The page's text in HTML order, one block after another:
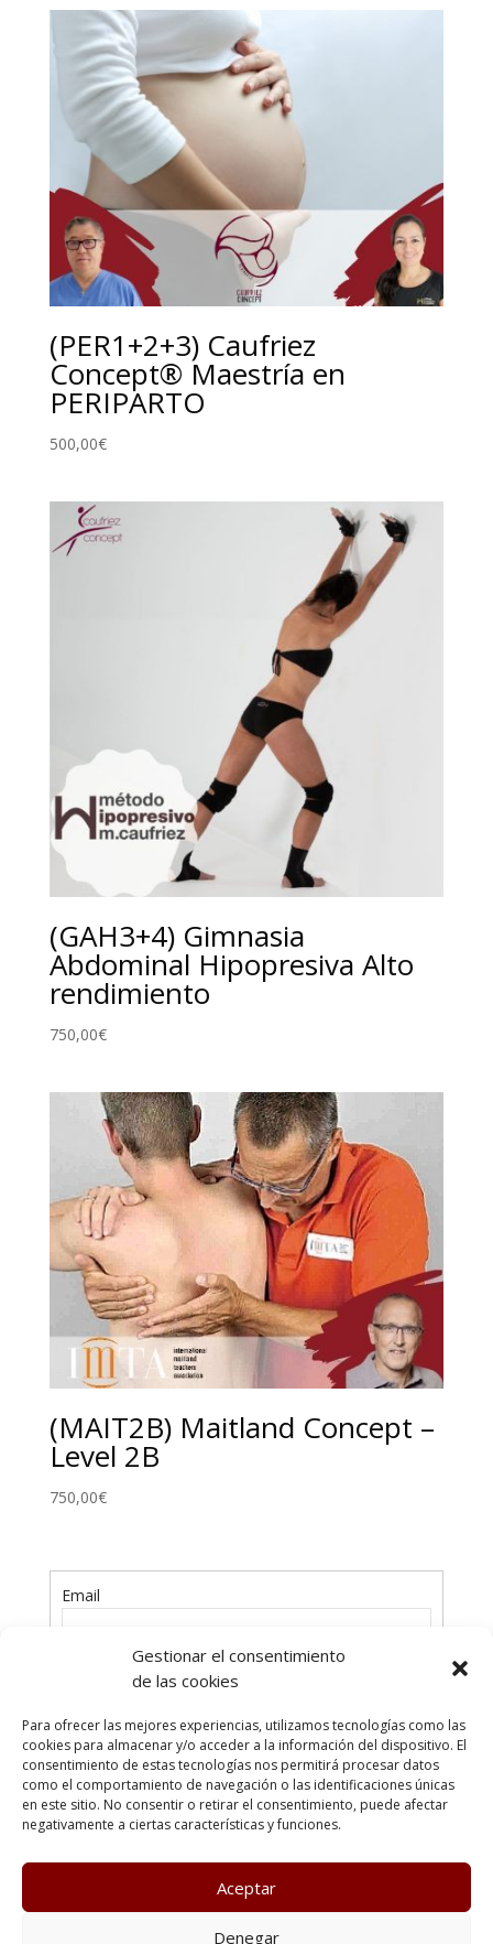
Gestionar el consentimiento
de las cookies
Para ofrecer las mejores experiencias, utilizamos tecnologías como las
cookies para almacenar y/o acceder a la información del dispositivo. El
consentimiento de estas tecnologías nos permitirá procesar datos
como el comportamiento de navegación o las identificaciones únicas
en este sitio. No consentir o retirar el consentimiento, puede afectar
negativamente a ciertas características y funciones.
Aceptar
Denegar
(PER1+2+3) Caufriez
Concept® Maestría en
PERIPARTO
500,00€
(GAH3+4) Gimnasia
Abdominal Hipopresiva Alto
rendimiento
750,00€
(MAIT2B) Maitland Concept –
Level 2B
750,00€
Email
Contraseña
¿Has olvidado tu contraseña?
Poltica de Privacidad Política de cookies